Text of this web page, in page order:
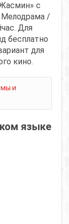
с
Мелодрама /
Для
бесплатно
для
кино.
и
языке